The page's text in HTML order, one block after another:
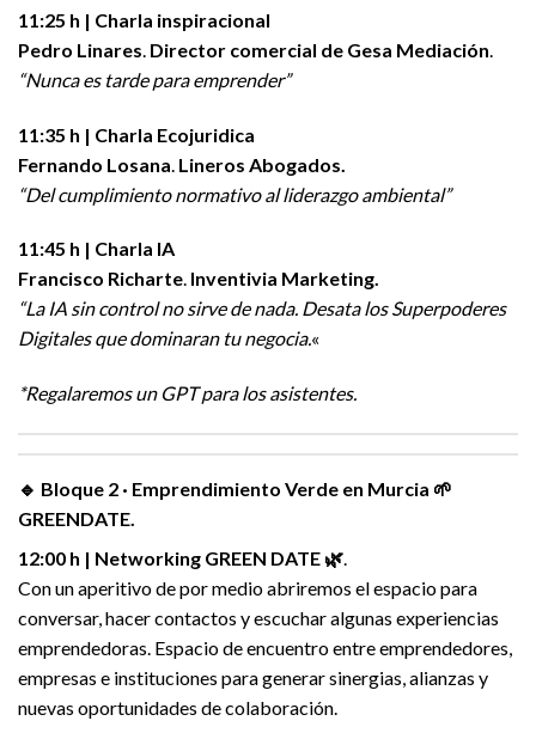
11:25 h | Charla inspiracional
Pedro Linares. Director comercial de Gesa Mediación.
“Nunca es tarde para emprender”
11:35 h | Charla Ecojuridica
Fernando Losana Lineros Abogados.
“Del cumplimiento normativo al liderazgo ambiental”
11:45 h | Charla IA
Francisco Richarte. Inventivia Marketing.
“La IA sin control no sirve de nada. Desata los Superpoderes
Digitales que dominaran tu negocia.«
*Regalaremos un GPT para los asistentes.
🔹 Bloque 2 · Emprendimiento Verde en Murcia 🌱
GREENDATE.
12:00 h | Networking GREEN DATE 🌿.
Con un aperitivo de por medio abriremos el espacio para
conversar, hacer contactos y escuchar algunas experiencias
emprendedoras. Espacio de encuentro entre emprendedores,
empresas e instituciones para generar sinergias, alianzas y
nuevas oportunidades de colaboración.